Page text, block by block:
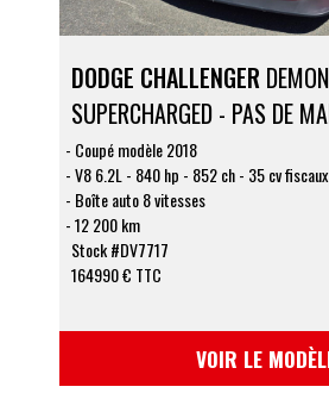
DODGE CHALLENGER
SUPERCHARGED - PAS DE
Coupé modèle 2018
V8 6.2L - 840 hp - 852 ch - 35 cv fiscaux
Boîte auto 8 vitesses
12 200 km
Stock #DV7717
164990 € TTC
VOIR LE